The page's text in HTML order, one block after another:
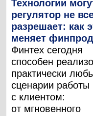
Технологии
регулятор не
разрешает: как
меняет
Финтех сегодня
способен
практически
сценарии работы
с клиентом:
от мгновенного